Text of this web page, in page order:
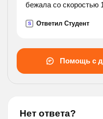
бежала со скоростью
минут собака догнала
S Ответил Студент
Помощь с
Нет ответа?